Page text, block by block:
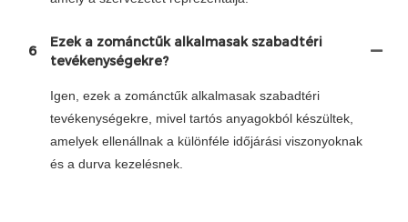
6
Ezek a zománctűk alkalmasak szabadtéri
tevékenységekre?
Igen, ezek a zománctűk alkalmasak szabadtéri
tevékenységekre, mivel tartós anyagokból készültek,
amelyek ellenállnak a különféle időjárási viszonyoknak
és a durva kezelésnek.